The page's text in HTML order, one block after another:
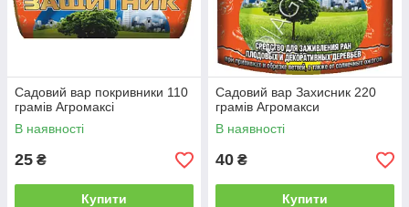
Садовий вар покривники 110
грамів Агромаксі
В наявності
25 ₴
Купити
Садовий вар Захисник 220
грамів Агромакси
В наявності
40 ₴
Купити